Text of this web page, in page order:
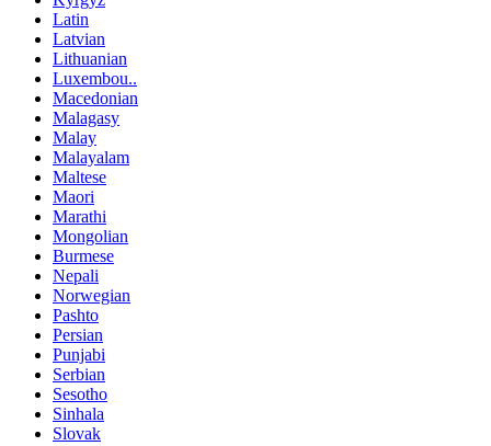
Latin
Latvian
Lithuanian
Luxembou..
Macedonian
Malagasy
Malay
Malayalam
Maltese
Maori
Marathi
Mongolian
Burmese
Nepali
Norwegian
Pashto
Persian
Punjabi
Serbian
Sesotho
Sinhala
Slovak